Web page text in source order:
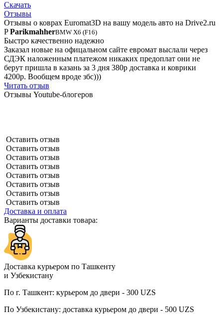
Скачать
Отзывы
Отзывы о коврах Euromat3D на вашу модель авто на Drive2.ru
P ParikmahherBMW X6 (F16)
Быстро качественно надежно
Заказал новые на офицальном сайте евромат выслали через
СДЭК наложенным платежом никаких предоплат они не
берут пришла в казань за 3 дня 380р доставка и коврики
4200р. Вообщем вроде збс)))
Читать отзыв
Отзывы Youtube-блогеров
Оставить отзыв
Оставить отзыв
Оставить отзыв
Оставить отзыв
Оставить отзыв
Оставить отзыв
Оставить отзыв
Оставить отзыв
Доставка и оплата
Варианты доставки товара:
Доставка курьером по Ташкенту
и Узбекистану
По г. Ташкент: курьером до двери - 300 UZS
По Узбекистану: доставка курьером до двери - 500 UZS